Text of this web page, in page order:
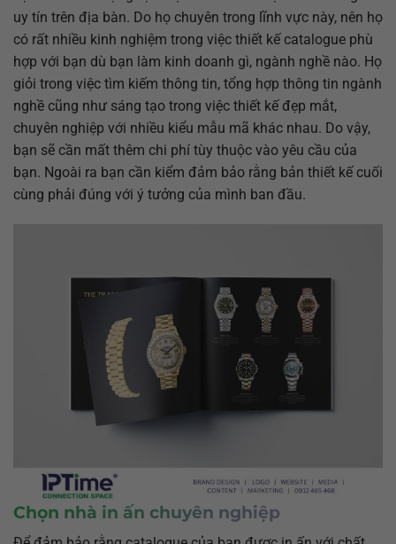
uy tín trên địa bàn. Do họ chuyên trong lĩnh vực này, nên họ
có rất nhiều kinh nghiệm trong việc thiết kế catalogue phù
hợp với bạn dù bạn làm kinh doanh gì, ngành nghề nào. Họ
giỏi trong việc tìm kiếm thông tin, tổng hợp thông tin ngành
nghề cũng như sáng tạo trong việc thiết kế đẹp mắt,
chuyên nghiệp với nhiều kiểu mẫu mã khác nhau. Do vậy,
bạn sẽ cần mất thêm chi phí tùy thuộc vào yêu cầu của
bạn. Ngoài ra bạn cần kiểm đảm bảo rằng bản thiết kế cuối
cùng phải đúng với ý tưởng của mình ban đầu.
Chọn nhà in ấn chuyên nghiệp